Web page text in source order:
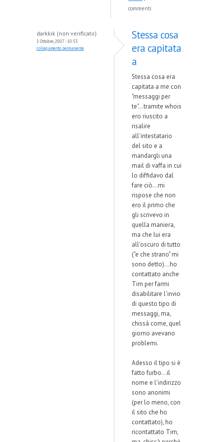
commenti
darkkik (non verificato)
3 Ottobre, 2007 - 10:53
collegamento permanente
Stessa cosa
era capitata
a
Stessa cosa era
capitata a me con
"messaggi per
te"...tramite whois
ero riuscito a
risalire
all'intestatario
del sito e a
mandargli una
mail di vaffa in cui
lo diffidavo dal
fare ciò...mi
rispose che non
ero il primo che
gli scrivevo in
quella maniera,
ma che lui era
all'oscuro di tutto
("e che strano" mi
sono detto)...ho
contattato anche
Tim per farmi
disabilitare l'invio
di questo tipo di
messaggi, ma,
chissà come, quel
giorno avevano
problemi.
Adesso il tipo si è
fatto furbo...il
nome e l'indirizzo
sono anonimi
(per lo meno, con
il sito che ho
contattato), ho
ricontattato Tim,